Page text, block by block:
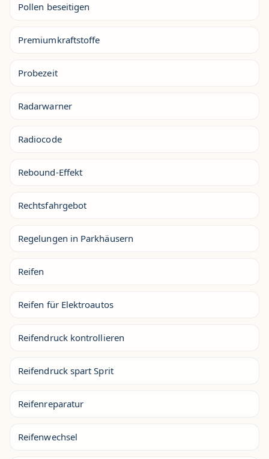
Pollen beseitigen
Premiumkraftstoffe
Probezeit
Radarwarner
Radiocode
Rebound-Effekt
Rechtsfahrgebot
Regelungen in Parkhäusern
Reifen
Reifen für Elektroautos
Reifendruck kontrollieren
Reifendruck spart Sprit
Reifenreparatur
Reifenwechsel